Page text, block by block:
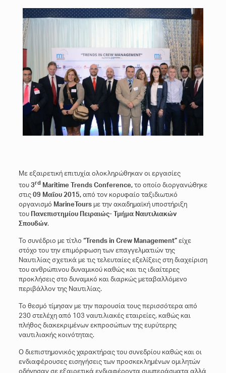
Με εξαιρετική επιτυχία ολοκληρώθηκαν οι εργασίες
του3rdMaritime Trends Conference,το οποίο διοργανώθηκε
στις09 Μαΐου 2015,από τον κορυφαίο ταξιδιωτικό
οργανισμό MarineToursμε την ακαδημαϊκή υποστήριξη
τουΠανεπιστημίου Πειραιώς- Τμήμα Ναυτιλιακών
Σπουδών.
Το συνέδριο με τίτλο “Trends in Crew Management”είχε
στόχο του την επιμόρφωση των επαγγελματιών της
Ναυτιλίας σχετικά με τις τελευταίες εξελίξεις στη διαχείριση
του ανθρώπινου δυναμικού καθώς και τις ιδιαίτερες
προκλήσεις στο δυναμικό και διαρκώς μεταβαλλόμενο
περιβάλλον της Ναυτιλίας.
Το θεσμό τίμησαν με την παρουσία τους περισσότερα από
230 στελέχη από 103 ναυτιλιακές εταιρείες, καθώς και
πλήθος διακεκριμένων εκπροσώπων της ευρύτερης
ναυτιλιακής κοινότητας.
Ο διεπιστημονικός χαρακτήρας του συνεδρίου καθώς και οι
ενδιαφέρουσες εισηγήσεις των προσκεκλημένων ομιλητών
οδήγησαν σε εξαιρετικά ενδιαφέροντα συμπεράσματα αλλά